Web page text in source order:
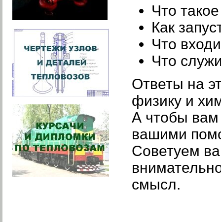
Что
Как
Что
Что
Ответы на
физику и
А чтобы вам
вашими
Советуем
смысл.